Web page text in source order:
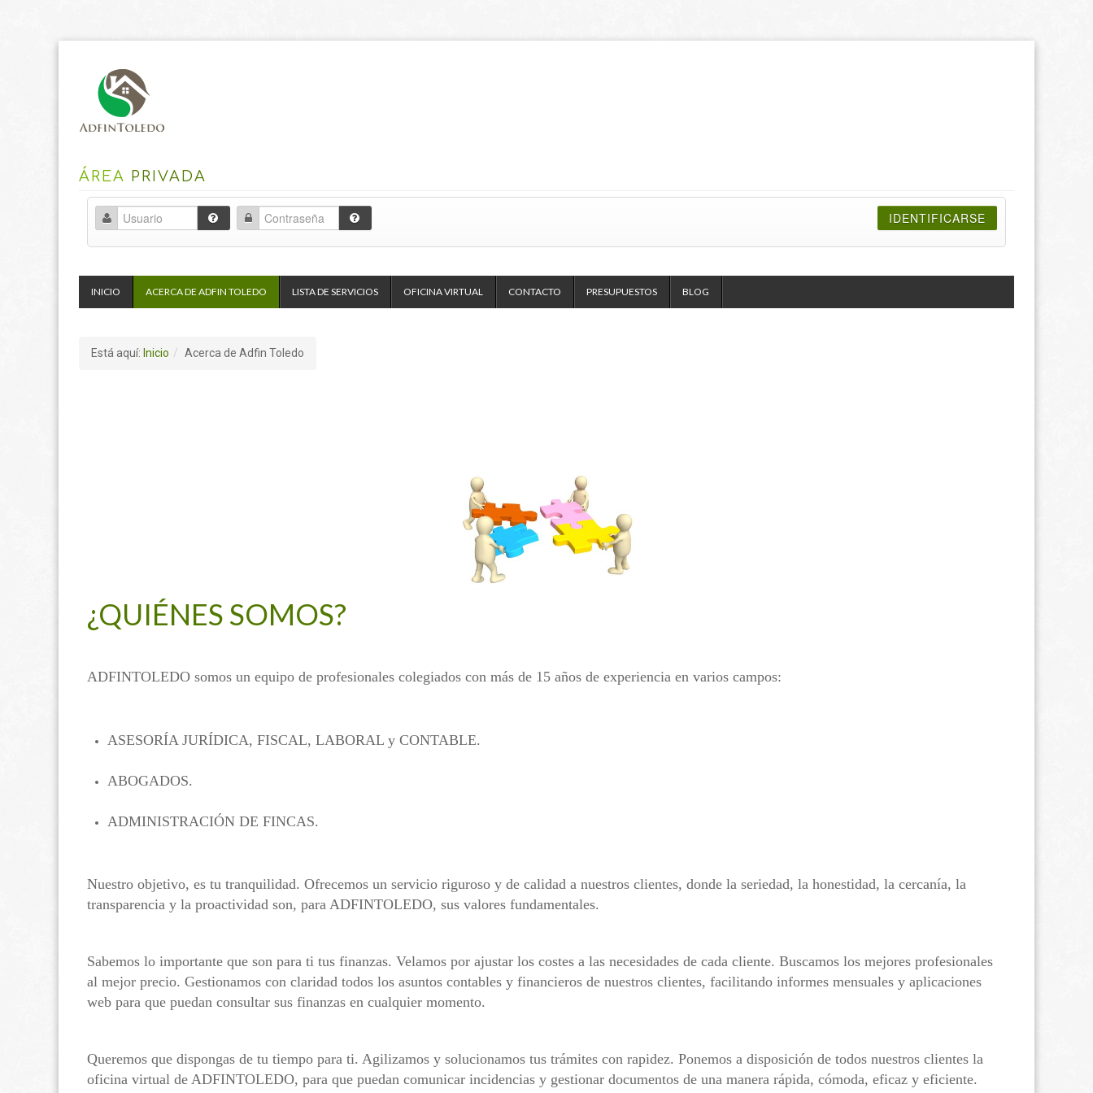
ÁREA PRIVADA
IDENTIFICARSE
INICIO ACERCA DE ADFIN TOLEDO LISTA DE SERVICIOS OFICINA VIRTUAL CONTACTO PRESUPUESTOS BLOG
Está aquí: Inicio / Acerca de Adfin Toledo
¿QUIÉNES SOMOS?
ADFINTOLEDO somos un equipo de profesionales colegiados con más de 15 años de experiencia en varios campos:
ASESORÍA JURÍDICA, FISCAL, LABORAL y CONTABLE.
ABOGADOS.
ADMINISTRACIÓN DE FINCAS.
Nuestro objetivo, es tu tranquilidad. Ofrecemos un servicio riguroso y de calidad a nuestros clientes, donde la seriedad, la honestidad, la cercanía, la
transparencia y la proactividad son, para ADFINTOLEDO, sus valores fundamentales.
Sabemos lo importante que son para ti tus finanzas. Velamos por ajustar los costes a las necesidades de cada cliente. Buscamos los mejores profesionales
al mejor precio. Gestionamos con claridad todos los asuntos contables y financieros de nuestros clientes, facilitando informes mensuales y aplicaciones
web para que puedan consultar sus finanzas en cualquier momento.
Queremos que dispongas de tu tiempo para ti. Agilizamos y solucionamos tus trámites con rapidez. Ponemos a disposición de todos nuestros clientes la
oficina virtual de ADFINTOLEDO, para que puedan comunicar incidencias y gestionar documentos de una manera rápida, cómoda, eficaz y eficiente.